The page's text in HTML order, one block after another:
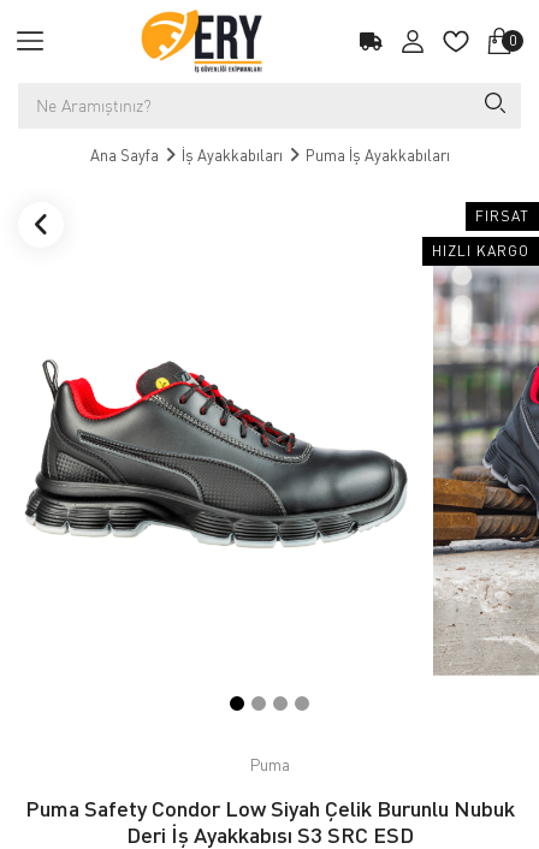
0
Ana Sayfa İş Ayakkabıları Puma İş Ayakkabıları
FIRSAT
HIZLI KARGO
Puma
Puma Safety Condor Low Siyah Çelik Burunlu Nubuk
Deri İş Ayakkabısı S3 SRC ESD